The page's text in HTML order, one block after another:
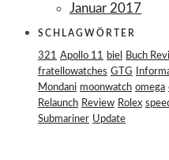
Januar 2017
SCHLAGWÖRTER
321 Apollo 11 biel Buch
fratellowatches GTG
Mondani moonwatch omega
Relaunch Review Rolex
Submariner Update